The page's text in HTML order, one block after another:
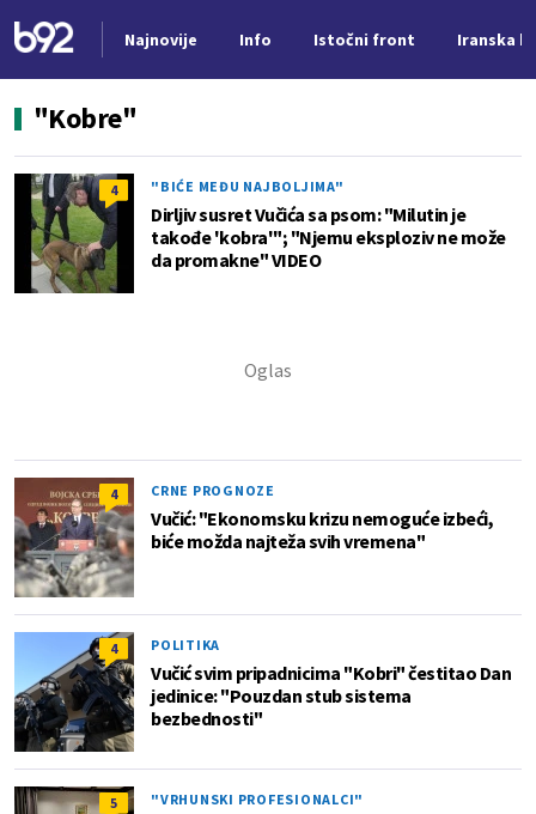
Najnovije Info Istočni front Iranska
"Kobre"
4 "BIĆE MEĐU NAJBOLJIMA"
Dirljiv susret Vučića sa psom: "Milutin je
takođe 'kobra'"; "Njemu eksploziv ne može
da promakne" VIDEO
4 CRNE PROGNOZE
Vučić: "Ekonomsku krizu nemoguće izbeći,
biće možda najteža svih vremena"
4 POLITIKA
Vučić svim pripadnicima "Kobri" čestitao Dan
jedinice: "Pouzdan stub sistema
bezbednosti"
5 "VRHUNSKI PROFESIONALCI"